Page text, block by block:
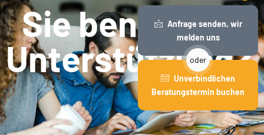
Sie benötigen
Unterstützung?
Anfrage senden, wir
melden uns
oder
Unverbindlichen
Beratungstermin buchen